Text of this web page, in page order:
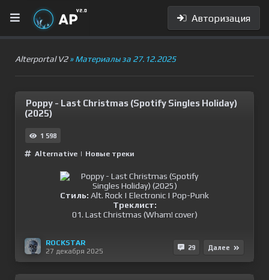
Авторизация
Alterportal V2» Материалы за 27.12.2025
Poppy - Last Christmas (Spotify Singles Holiday)
(2025)
1 598
Alternative | Новые треки
Стиль: Alt. Rock | Electronic | Pop-Punk
Треклист:
01. Last Christmas (Wham! cover)
ROCKSTAR
27 декабря 2025
29 Далее